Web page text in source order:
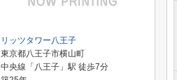
リッツタワー八王子
東京都八王子市横山町
中央線「八王子」駅 徒歩7分